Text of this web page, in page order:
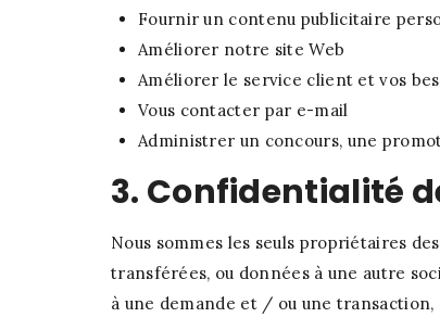
Fournir un contenu publicitaire
Améliorer notre site Web
Améliorer le service client et vos
Vous contacter par e-mail
Administrer un concours, une
3. Confidentialité
Nous sommes les seuls propriétaires
transférées, ou données à une autre
à une demande et / ou une